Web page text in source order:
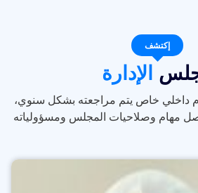
إكتشف
الإدارة
داخلي خاص يتم مراجعته بشكل سنوي،
مهام وصلاحيات المجلس ومسؤولياته